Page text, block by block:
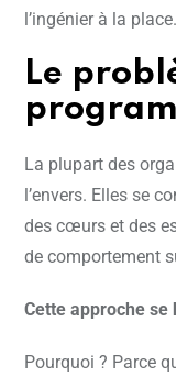
l’ingénier à la place.
Le
La plupart des
l’envers. Elles se
des cœurs et des
de comportement
Cette approche se
Pourquoi ? Parce